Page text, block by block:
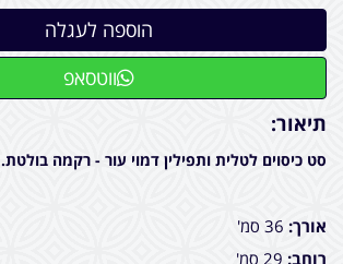
ווטסאפ
תיאור:
סט כיסוים לטלית ותפילין דמוי עור - רקמה בולטת.
אורך: 36 סמ'
רוחב: